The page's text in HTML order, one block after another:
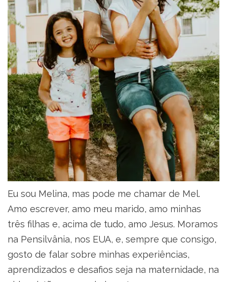
Eu sou Melina, mas pode me chamar de Mel.
Amo escrever, amo meu marido, amo minhas
três filhas e, acima de tudo, amo Jesus. Moramos
na Pensilvânia, nos EUA, e, sempre que consigo,
gosto de falar sobre minhas experiências,
aprendizados e desafios seja na maternidade, na